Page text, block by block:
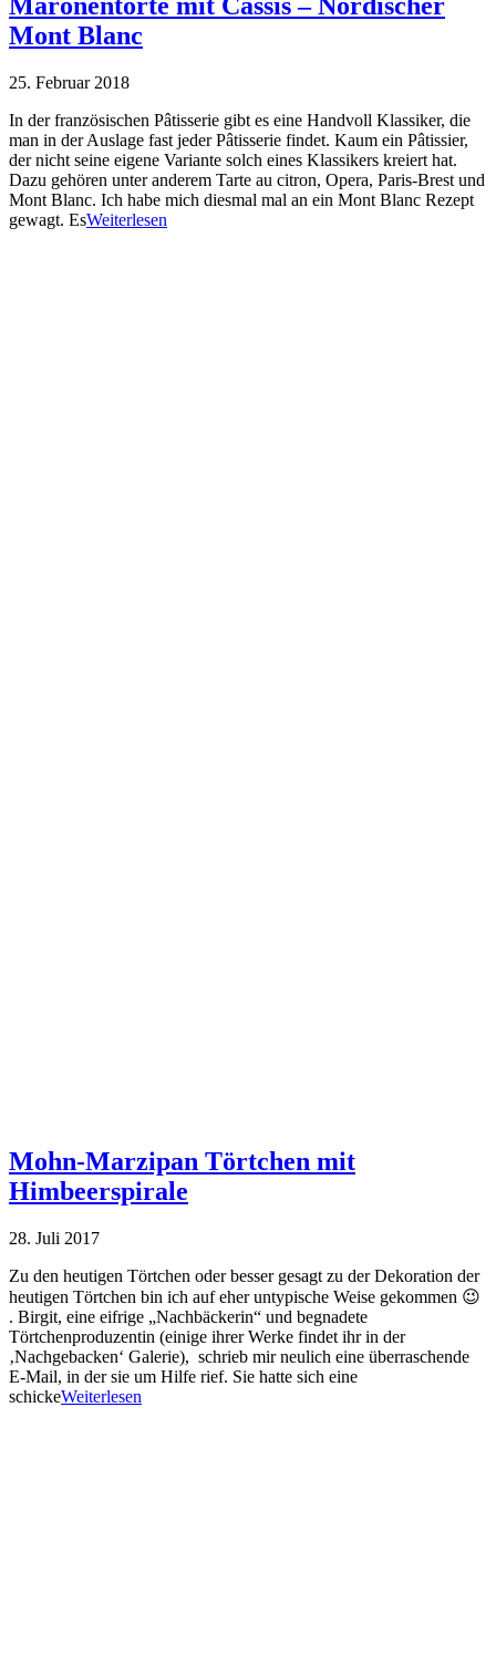
Maronentorte mit Cassis – Nordischer
Mont Blanc
25. Februar 2018
In der französischen Pâtisserie gibt es eine Handvoll Klassiker, die
man in der Auslage fast jeder Pâtisserie findet. Kaum ein Pâtissier,
der nicht seine eigene Variante solch eines Klassikers kreiert hat.
Dazu gehören unter anderem Tarte au citron, Opera, Paris-Brest und
Mont Blanc. Ich habe mich diesmal mal an ein Mont Blanc Rezept
gewagt. EsWeiterlesen
Mohn-Marzipan Törtchen mit
Himbeerspirale
28. Juli 2017
Zu den heutigen Törtchen oder besser gesagt zu der Dekoration der
heutigen Törtchen bin ich auf eher untypische Weise gekommen 😉
. Birgit, eine eifrige „Nachbäckerin“ und begnadete
Törtchenproduzentin (einige ihrer Werke findet ihr in der
‚Nachgebacken‘ Galerie), schrieb mir neulich eine überraschende
E-Mail, in der sie um Hilfe rief. Sie hatte sich eine
schickeWeiterlesen